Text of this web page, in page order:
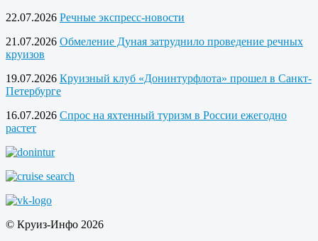
22.07.2026 Речные экспресс-новости
21.07.2026 Обмеление Дуная затруднило проведение речных
круизов
19.07.2026 Круизный клуб «Донинтурфлота» прошел в Санкт-
Петербурге
16.07.2026 Спрос на яхтенный туризм в России ежегодно
растет
© Круиз-Инфо 2026